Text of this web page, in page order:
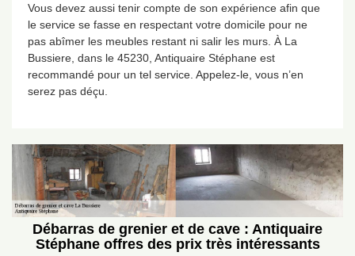
Vous devez aussi tenir compte de son expérience afin que
le service se fasse en respectant votre domicile pour ne
pas abîmer les meubles restant ni salir les murs. À La
Bussiere, dans le 45230, Antiquaire Stéphane est
recommandé pour un tel service. Appelez-le, vous n’en
serez pas déçu.
Débarras de grenier et de cave : Antiquaire
Stéphane offres des prix très intéressants